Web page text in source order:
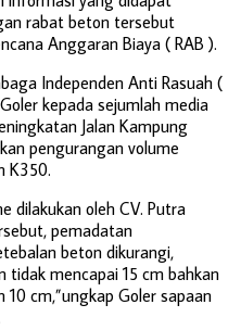
rabat beton tersebut
Anggaran Biaya ( RAB ).
Independen Anti Rasuah (
kepada sejumlah media
Jalan Kampung
pengurangan volume
K350.
dilakukan oleh CV. Putra
pemadatan
beton dikurangi,
tidak mencapai 15 cm bahkan
cm,”ungkap Goler sapaan